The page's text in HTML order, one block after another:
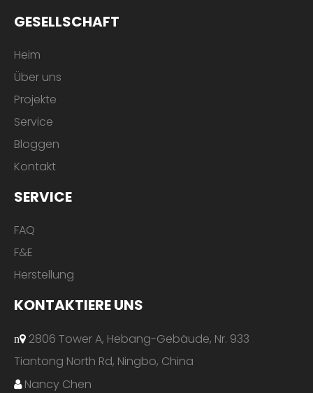
GESELLSCHAFT
Heim
Über uns
Projekte
Service
Bloggen
Kontakt
SERVICE
FAQ
F&E
Herstellung
KONTAKTIERE UNS
n 2806 Tower A, Hebang-Gebäude, Nr. 933
Tiantong North Rd, Ningbo, China
 Nancy Chen